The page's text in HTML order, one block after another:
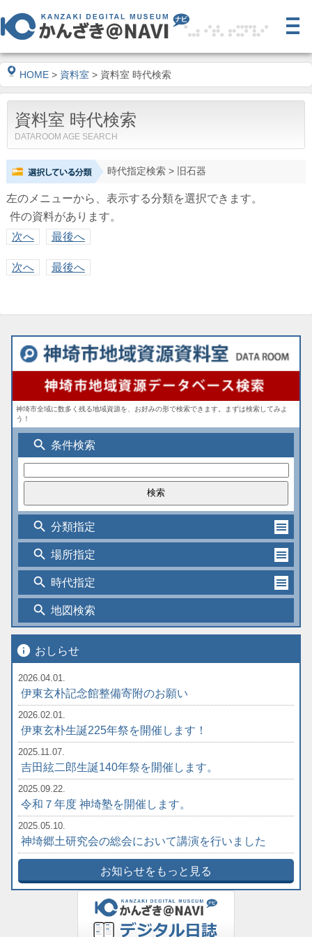
HOME > 資料室 > 資料室 時代検索
資料室 時代検索
DATAROOM AGE SEARCH
時代指定検索> 旧石器
左のメニューから、表示する分類を選択できます。
件の資料があります。
次へ
最後へ
次へ 最後へ
神埼市全域に数多く残る地域資源を、お好みの形で検索できます。まずは検索してみよ
う！
search 条件検索
search 分類指定
search 場所指定
search 時代指定
search 地図検索
info おしらせ
2026.04.01.
伊東玄朴記念館整備寄附のお願い
2026.02.01.
伊東玄朴生誕225年祭を開催します！
2025.11.07.
吉田絃二郎生誕140年祭を開催します。
2025.09.22.
令和７年度 神埼塾を開催します。
2025.05.10.
神埼郷土研究会の総会において講演を行いました
お知らせをもっと見る